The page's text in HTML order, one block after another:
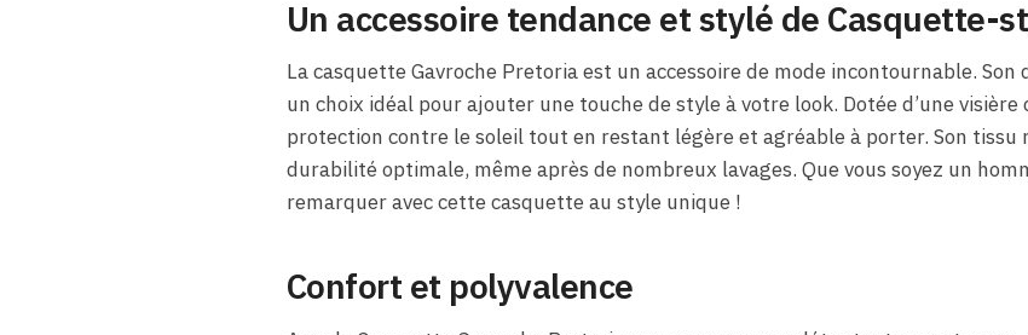
Un accessoire tendance et stylé de Casquette-
La casquette Gavroche Pretoria est un accessoire de mode incontournable.
un choix idéal pour ajouter une touche de style à votre look. Dotée d’une
protection contre le soleil tout en restant légère et agréable à porter. Son
durabilité optimale, même après de nombreux lavages. Que vous soyez un
remarquer avec cette casquette au style unique !
Confort et polyvalence